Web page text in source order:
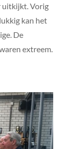
uitkijkt. Vorig
kan het
De
extreem.